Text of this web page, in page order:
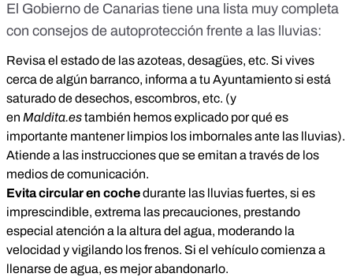
El Gobierno de Canarias tiene una lista muy completa
con consejos de autoprotección frente a las
lluvias:
Revisa el estado de las azoteas, desagües, etc. Si vives
cerca de algún barranco, informa a tu Ayuntamiento si está
saturado de desechos, escombros, etc. (y
en Maldita.estambién hemos explicado por qué es
importante mantener limpios los imbornalesante las lluvias).
Atiende a las instrucciones que se emitan a través de los
medios de comunicación.
Evita circular en cochedurante las lluvias fuertes, si es
imprescindible, extrema las precauciones, prestando
especial atención a la altura del agua, moderando la
velocidad y vigilando los frenos. Si el vehículo comienza a
llenarse de agua, es mejor abandonarlo.